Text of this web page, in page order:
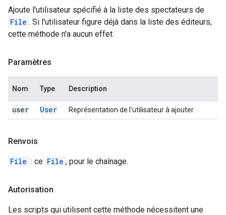
Ajoute l'utilisateur spécifié à la liste des spectateurs de
File . Si l'utilisateur figure déjà dans la liste des éditeurs,
cette méthode n'a aucun effet.
Paramètres
Nom Type Description
user User Représentation de l'utilisateur à ajouter.
Renvois
File : ce File , pour le chaînage.
Autorisation
Les scripts qui utilisent cette méthode nécessitent une